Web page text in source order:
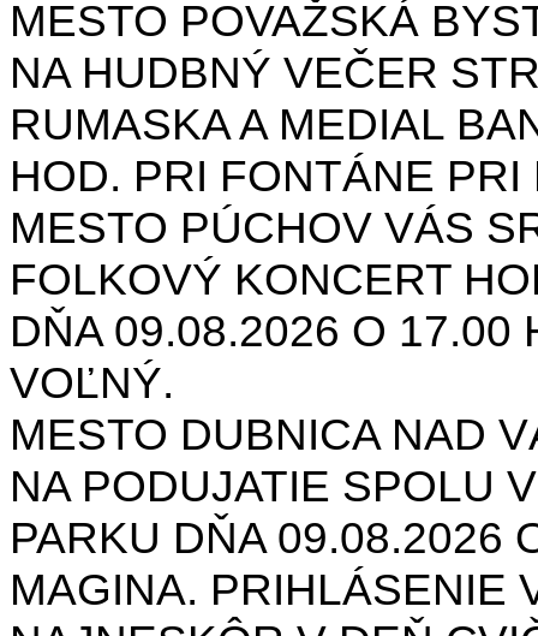
MESTO POVAŽSKÁ
NA HUDBNÝ VEČER
RUMASKA A MEDIAL
HOD. PRI FONTÁNE PRI
MESTO PÚCHOV VÁS
FOLKOVÝ KONCERT
DŇA 09.08.2026 O 17.00
VOĽNÝ.
MESTO DUBNICA NAD
NA PODUJATIE SPOLU
PARKU DŇA 09.08.2026
MAGINA. PRIHLÁSENIE